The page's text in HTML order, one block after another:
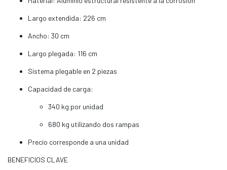
Largo extendida: 226 cm
Ancho: 30 cm
Largo plegada: 116 cm
Sistema plegable en 2 piezas
Capacidad de carga:
340 kg por unidad
680 kg utilizando dos rampas
Precio corresponde a una unidad
BENEFICIOS CLAVE